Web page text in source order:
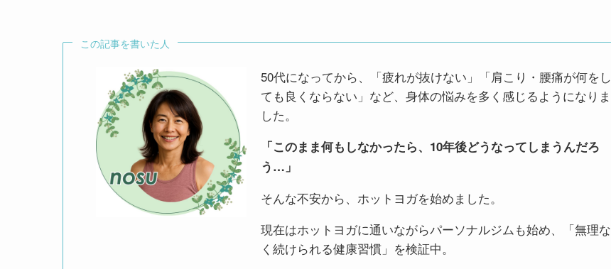
この記事を書いた人
50代になってから、「疲れが抜けない」「肩こり・腰痛が何をし
ても良くならない」など、身体の悩みを多く感じるようになりま
した。
「このまま何もしなかったら、10年後どうなってしまうんだろ
う…」
そんな不安から、ホットヨガを始めました。
現在はホットヨガに通いながらパーソナルジムも始め、「無理な
く続けられる健康習慣」を検証中。